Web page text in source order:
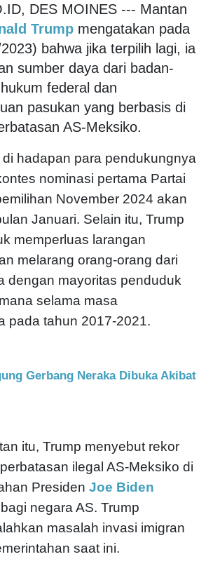
DES MOINES --- Mantan
Trump mengatakan pada
bahwa jika terpilih lagi, ia
sumber daya dari badan-
federal dan
pasukan yang berbasis di
AS-Meksiko.
hadapan para pendukungnya
nominasi pertama Partai
November 2024 akan
Januari. Selain itu, Trump
memperluas larangan
melarang orang-orang dari
dengan mayoritas penduduk
selama masa
pada tahun 2017-2021.
Gerbang Neraka Dibuka Akibat
itu, Trump menyebut rekor
ilegal AS-Meksiko di
Presiden Joe Biden
negara AS. Trump
masalah invasi imigran
saat ini.